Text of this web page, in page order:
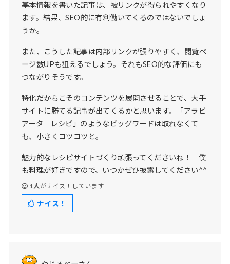
基本情報を書いた記事は、被リンクが得られやすくなり
ます。結果、SEO的に有利働いてくるのではないでしょ
うか。
また、こうした記事は内部リンクが張りやすく、閲覧ペ
ージ数UPも狙えるでしょう。それもSEO的な評価にも
つながりそうです。
特化だからこそのコンテンツを展開させることで、大手
サイトに勝てる記事が出てくるかと思います。「アラビ
アータ レシピ」のようなビッグワードは取れなくて
も、小さくコツコツと。
魅力的なレシピサイトづくり頑張ってくださいね！ 僕
も料理が好きですので、いつかぜひ披露してください^^
1人がナイス！しています
ナイス！